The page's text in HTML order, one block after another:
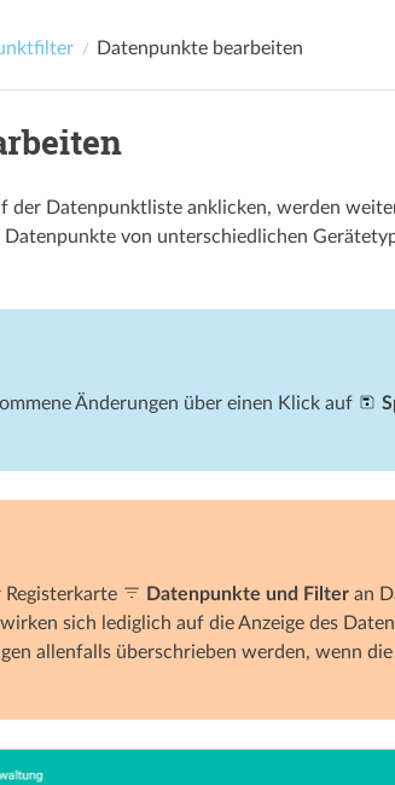
Datenpunkte bearbeiten
der Datenpunktliste anklicken, werden
von unterschiedlichen
Änderungen über einen Klick auf
Registerkarte Datenpunkte und Filteran
sich lediglich auf die Anzeige des
allenfalls überschrieben werden, wenn